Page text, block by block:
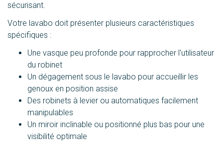
sécurisant.
Votre lavabo doit présenter plusieurs caractéristiques
spécifiques :
Une vasque peu profonde pour rapprocher l'utilisateur
du robinet
Un dégagement sous le lavabo pour accueillir les
genoux en position assise
Des robinets à levier ou automatiques facilement
manipulables
Un miroir inclinable ou positionné plus bas pour une
visibilité optimale